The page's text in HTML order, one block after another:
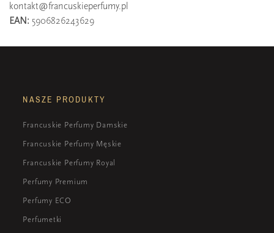
kontakt@francuskieperfumy.pl
EAN: 5906826243629
NASZE PRODUKTY
Francuskie Perfumy Damskie
Francuskie Perfumy Męskie
Francuskie Perfumy Royal
Perfumy Premium
Perfumy ECO
Perfumetki